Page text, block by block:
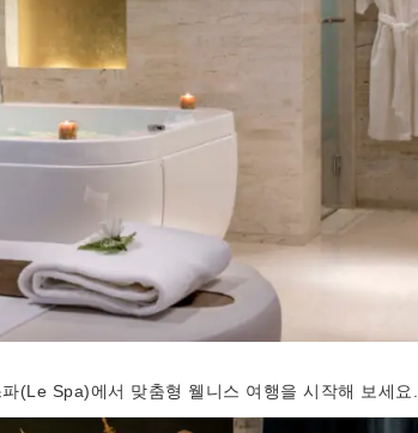
(Le Spa)에서 맞춤형 웰니스 여행을 시작해 보세요.